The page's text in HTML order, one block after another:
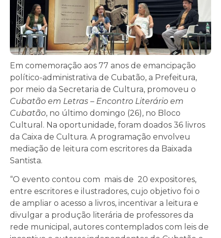
Em comemoração aos 77 anos de emancipação
político-administrativa de Cubatão, a Prefeitura,
por meio da Secretaria de Cultura, promoveu o
Cubatão em Letras – Encontro Literário em
Cubatão, no último domingo (26), no Bloco
Cultural. Na oportunidade, foram doados 36 livros
da Caixa de Cultura. A programação envolveu
mediação de leitura com escritores da Baixada
Santista.
“O evento contou com mais de 20 expositores,
entre escritores e ilustradores, cujo objetivo foi o
de ampliar o acesso a livros, incentivar a leitura e
divulgar a produção literária de professores da
rede municipal, autores contemplados com leis de